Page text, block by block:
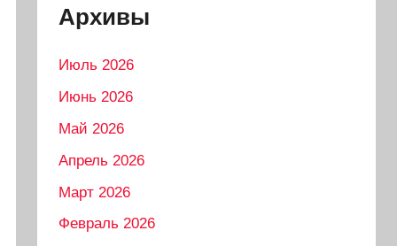
Архивы
Июль 2026
Июнь 2026
Май 2026
Апрель 2026
Март 2026
Февраль 2026